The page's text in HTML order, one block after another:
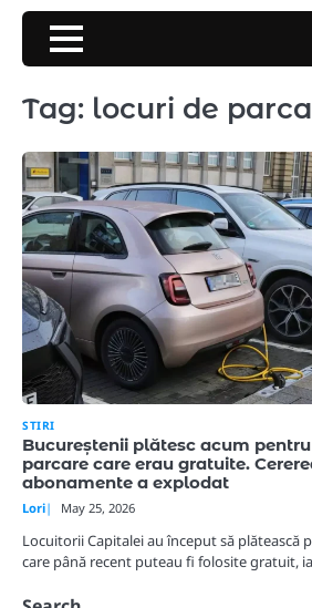
Skip
content
Tag: locuri de
STIRI
Bucureștenii plătesc acum
parcare care erau gratuite.
abonamente a explodat
Lori May 25, 2026
Locuitorii Capitalei au început să plătească
care până recent puteau fi folosite gratuit,